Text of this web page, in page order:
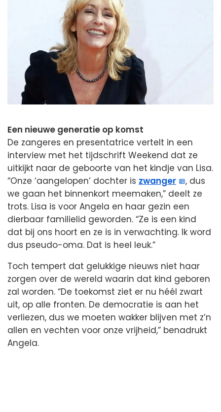
Een nieuwe generatie op komst
De zangeres en presentatrice vertelt in een
interview met het tijdschrift Weekend dat ze
uitkijkt naar de geboorte van het kindje van Lisa.
“Onze ‘aangelopen’ dochter is zwanger
, dus
we gaan het binnenkort meemaken,” deelt ze
trots. Lisa is voor Angela en haar gezin een
dierbaar familielid geworden. “Ze is een kind
dat bij ons hoort en ze is in verwachting. Ik word
dus pseudo-oma. Dat is heel leuk.”
Toch tempert dat gelukkige nieuws niet haar
zorgen over de wereld waarin dat kind geboren
zal worden. “De toekomst ziet er nu héél zwart
uit, op alle fronten. De democratie is aan het
verliezen, dus we moeten wakker blijven met z’n
allen en vechten voor onze vrijheid,” benadrukt
Angela.